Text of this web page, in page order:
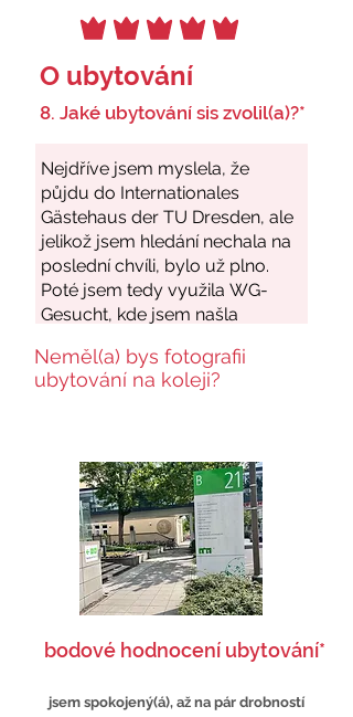
O ubytování
8. Jaké ubytování sis zvolil(a)?*
Neměl(a) bys fotografii
ubytování na koleji?
bodové hodnocení ubytování*
jsem spokojený(á), až na pár drobností